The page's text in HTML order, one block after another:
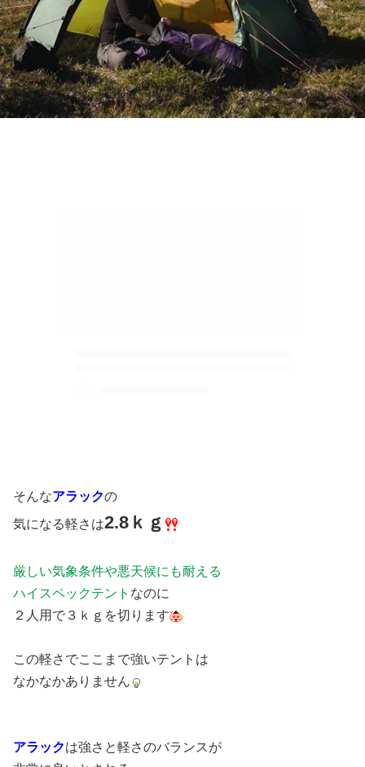
そんなアラックの
気になる軽さは2.8ｋｇ
厳しい気象条件や悪天候にも耐える
ハイスペックテント なのに
２人用で３ｋｇを切ります
この軽さでここまで強いテントは
なかなかありません
アラックは強さと軽さのバランスが